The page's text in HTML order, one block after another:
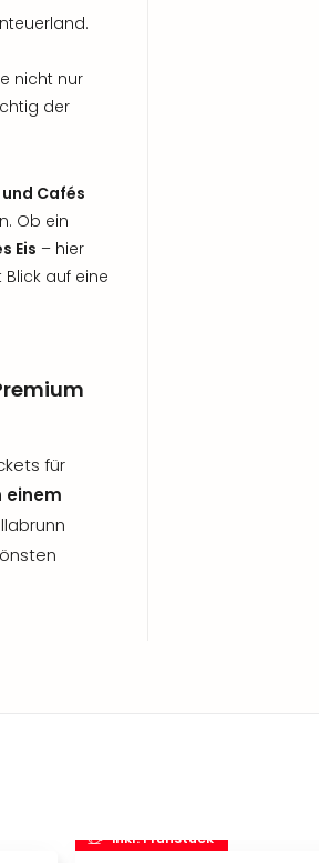
nicht nur
der
Cafés
Ob ein
Eis – hier
auf eine
für
einem
inkl. Frühstück